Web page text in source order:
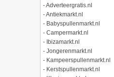
-Adverteergratis.nl
-Antiekmarkt.nl
- Babyspullenmarkt.nl
- Campermarkt.nl
- Ibizamarkt.nl
- Jongerenmarkt.nl
- Kampeerspullenmarkt.nl
- Kerstspullenmarkt.nl